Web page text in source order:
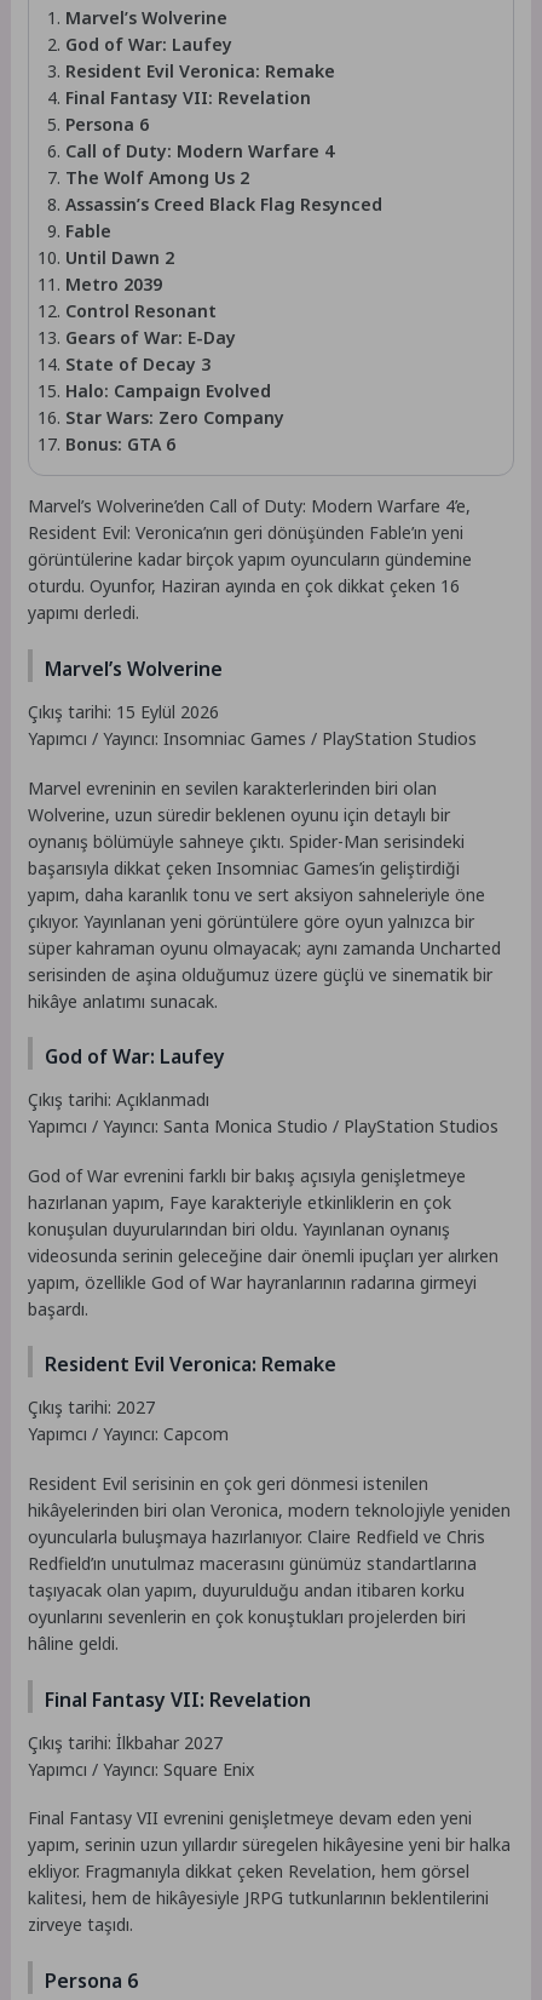
Marvel’s Wolverine
God of War: Laufey
Resident Evil Veronica: Remake
Final Fantasy VII: Revelation
Persona 6
Call of Duty: Modern Warfare 4
The Wolf Among Us 2
Assassin’s Creed Black Flag Resynced
Fable
Until Dawn 2
Metro 2039
Control Resonant
Gears of War: E-Day
State of Decay 3
Halo: Campaign Evolved
Star Wars: Zero Company
Bonus: GTA 6
Marvel’s Wolverine’den Call of Duty: Modern Warfare 4’e,
Resident Evil: Veronica’nın geri dönüşünden Fable’ın yeni
görüntülerine kadar birçok yapım oyuncuların gündemine
oturdu. Oyunfor, Haziran ayında en çok dikkat çeken 16
yapımı derledi.
Marvel’s Wolverine
Çıkış tarihi: 15 Eylül 2026
Yapımcı / Yayıncı: Insomniac Games / PlayStation Studios
Marvel evreninin en sevilen karakterlerinden biri olan
Wolverine, uzun süredir beklenen oyunu için detaylı bir
oynanış bölümüyle sahneye çıktı. Spider-Man serisindeki
başarısıyla dikkat çeken Insomniac Games’in geliştirdiği
yapım, daha karanlık tonu ve sert aksiyon sahneleriyle öne
çıkıyor. Yayınlanan yeni görüntülere göre oyun yalnızca bir
süper kahraman oyunu olmayacak; aynı zamanda Uncharted
serisinden de aşina olduğumuz üzere güçlü ve sinematik bir
hikâye anlatımı sunacak.
God of War: Laufey
Çıkış tarihi: Açıklanmadı
Yapımcı / Yayıncı: Santa Monica Studio / PlayStation Studios
God of War evrenini farklı bir bakış açısıyla genişletmeye
hazırlanan yapım, Faye karakteriyle etkinliklerin en çok
konuşulan duyurularından biri oldu. Yayınlanan oynanış
videosunda serinin geleceğine dair önemli ipuçları yer alırken
yapım, özellikle God of War hayranlarının radarına girmeyi
başardı.
Resident Evil Veronica: Remake
Çıkış tarihi: 2027
Yapımcı / Yayıncı: Capcom
Resident Evil serisinin en çok geri dönmesi istenilen
hikâyelerinden biri olan Veronica, modern teknolojiyle yeniden
oyuncularla buluşmaya hazırlanıyor. Claire Redfield ve Chris
Redfield’ın unutulmaz macerasını günümüz standartlarına
taşıyacak olan yapım, duyurulduğu andan itibaren korku
oyunlarını sevenlerin en çok konuştukları projelerden biri
hâline geldi.
Final Fantasy VII: Revelation
Çıkış tarihi: İlkbahar 2027
Yapımcı / Yayıncı: Square Enix
Final Fantasy VII evrenini genişletmeye devam eden yeni
yapım, serinin uzun yıllardır süregelen hikâyesine yeni bir halka
ekliyor. Fragmanıyla dikkat çeken Revelation, hem görsel
kalitesi, hem de hikâyesiyle JRPG tutkunlarının beklentilerini
zirveye taşıdı.
Persona 6